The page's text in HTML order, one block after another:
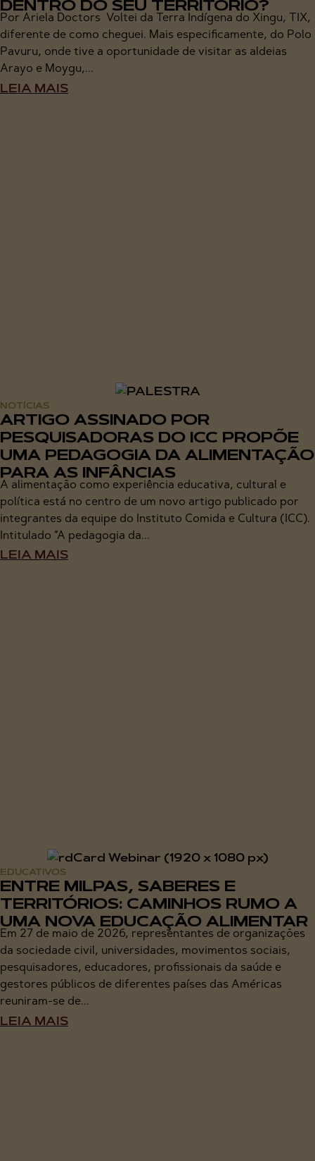
DENTRO DO SEU TERRITÓRIO?
Por Ariela Doctors Voltei da Terra Indígena do Xingu, TIX,
diferente de como cheguei. Mais especificamente, do Polo
Pavuru, onde tive a oportunidade de visitar as aldeias
Arayo e Moygu,...
LEIA MAIS
NOTÍCIAS
ARTIGO ASSINADO POR
PESQUISADORAS DO ICC PROPÕE
UMA PEDAGOGIA DA ALIMENTAÇÃO
PARA AS INFÂNCIAS
A alimentação como experiência educativa, cultural e
política está no centro de um novo artigo publicado por
integrantes da equipe do Instituto Comida e Cultura (ICC).
Intitulado “A pedagogia da...
LEIA MAIS
EDUCATIVOS
ENTRE MILPAS, SABERES E
TERRITÓRIOS: CAMINHOS RUMO A
UMA NOVA EDUCAÇÃO ALIMENTAR
Em 27 de maio de 2026, representantes de organizações
da sociedade civil, universidades, movimentos sociais,
pesquisadores, educadores, profissionais da saúde e
gestores públicos de diferentes países das Américas
reuniram-se de...
LEIA MAIS